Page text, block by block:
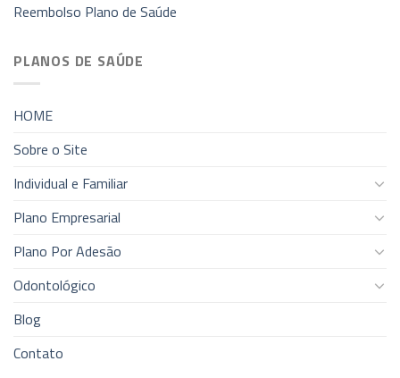
Reembolso Plano de Saúde
PLANOS DE SAÚDE
HOME
Sobre o Site
Individual e Familiar
Plano Empresarial
Plano Por Adesão
Odontológico
Blog
Contato